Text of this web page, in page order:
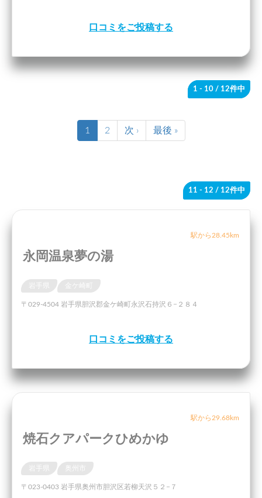
口コミをご投稿する
1 - 10 / 12件中
1 2 次 › 最後 »
11 - 12 / 12件中
駅から28.45km
永岡温泉夢の湯
岩手県 金ケ崎町
〒029-4504 岩手県胆沢郡金ケ崎町永沢石持沢６−２８４
口コミをご投稿する
駅から29.68km
焼石クアパークひめかゆ
岩手県
〒023-0403 岩手県奥州市胆沢区若柳天沢５２−７